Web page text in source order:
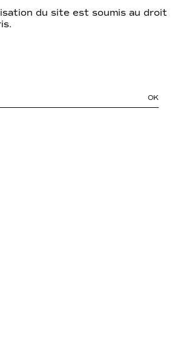
du site est soumis au droit